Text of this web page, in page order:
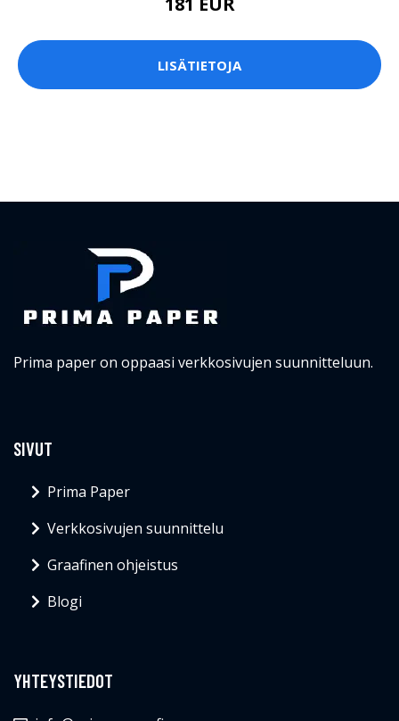
LISÄTIETOJA
Prima paper on oppaasi verkkosivujen suunnitteluun.
SIVUT
Prima Paper
Verkkosivujen suunnittelu
Graafinen ohjeistus
Blogi
YHTEYSTIEDOT